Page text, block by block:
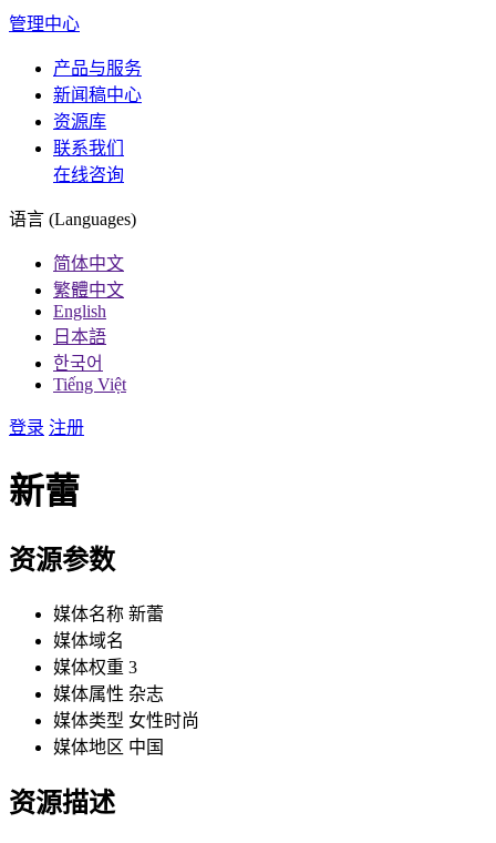
管理中心
产品与服务
新闻稿中心
资源库
联系我们
在线咨询
语言 (Languages)
简体中文
繁體中文
English
日本語
한국어
Tiếng Việt
登录 注册
新蕾
资源参数
媒体名称 新蕾
媒体域名
媒体权重 3
媒体属性 杂志
媒体类型 女性时尚
媒体地区 中国
资源描述